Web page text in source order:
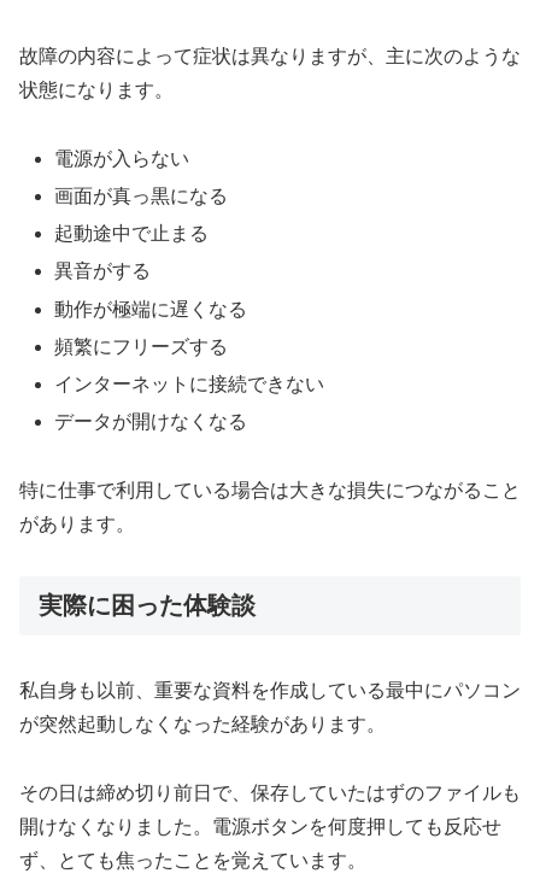
故障の内容によって症状は異なりますが、主に次のような
状態になります。
電源が入らない
画面が真っ黒になる
起動途中で止まる
異音がする
動作が極端に遅くなる
頻繁にフリーズする
インターネットに接続できない
データが開けなくなる
特に仕事で利用している場合は大きな損失につながること
があります。
実際に困った体験談
私自身も以前、重要な資料を作成している最中にパソコン
が突然起動しなくなった経験があります。
その日は締め切り前日で、保存していたはずのファイルも
開けなくなりました。電源ボタンを何度押しても反応せ
ず、とても焦ったことを覚えています。